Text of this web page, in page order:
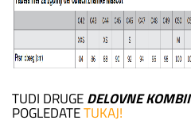
TUDI DRUGEDELOVNE
POGLEDATETUKAJ!